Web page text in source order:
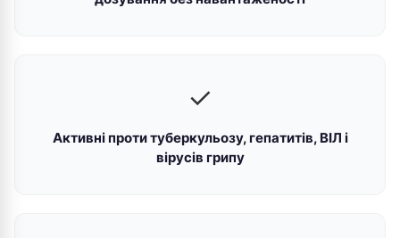
✓
Активні проти туберкульозу, гепатитів, ВІЛ і
вірусів грипу